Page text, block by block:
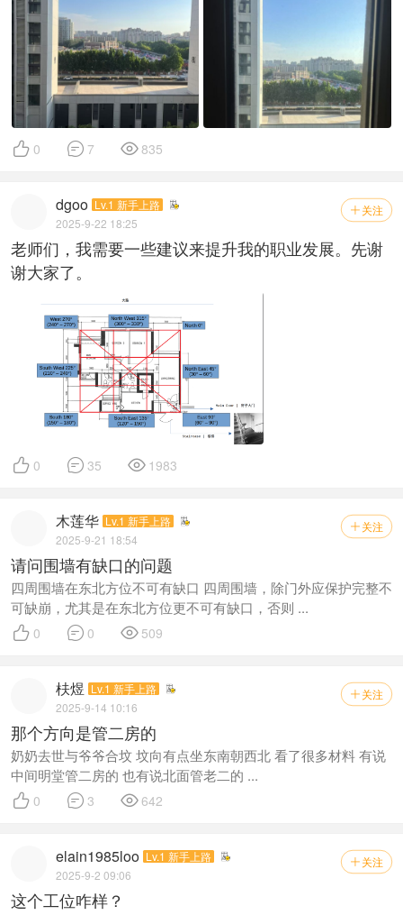
 0  7  835
 关注
dgoo Lv.1 新手上路
2025-9-22 18:25
老师们，我需要一些建议来提升我的职业发展。先谢
谢大家了。
 0  35  1983
 关注
木莲华 Lv.1 新手上路
2025-9-21 18:54
请问围墙有缺口的问题
四周围墙在东北方位不可有缺口 四周围墙，除门外应保护完整不
可缺崩，尤其是在东北方位更不可有缺口，否则 ...
 0  0  509
 关注
枎煜 Lv.1 新手上路
2025-9-14 10:16
那个方向是管二房的
奶奶去世与爷爷合坟 坟向有点坐东南朝西北 看了很多材料 有说
中间明堂管二房的 也有说北面管老二的 ...
 0  3  642
 关注
elain1985loo Lv.1 新手上路
2025-9-2 09:06
这个工位咋样？